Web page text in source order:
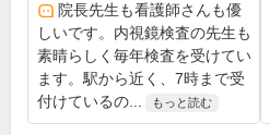
院長先生も看護師さんも優
しいです。内視鏡検査の先生も
素晴らしく毎年検査を受けてい
ます。駅から近く、7時まで受
付けているの...
もっと読む